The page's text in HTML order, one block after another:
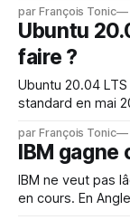
comme une
auto-pilote se
et traverse le mur !
par François Tonic
Ubuntu
faire ?
Ubuntu 20.04
standard en mai
dernier moment
par François Tonic
IBM gagne
IBM ne veut pas
en cours. En